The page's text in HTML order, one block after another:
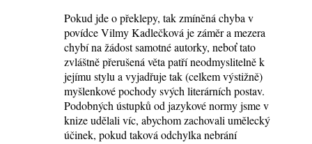
Pokud jde o překlepy, tak zmíněná chyba v
povídce Vilmy Kadlečková je záměr a mezera
chybí na žádost samotné autorky, neboť tato
zvláštně přerušená věta patří neodmyslitelně k
jejímu stylu a vyjadřuje tak (celkem výstižně)
myšlenkové pochody svých literárních postav.
Podobných ústupků od jazykové normy jsme v
knize udělali víc, abychom zachovali umělecký
účinek, pokud taková odchylka nebrání